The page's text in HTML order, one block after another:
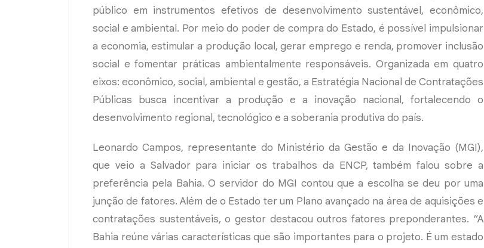
público em instrumentos efetivos de desenvolvimento sustentável, econômico,
social e ambiental. Por meio do poder de compra do Estado, é possível impulsionar
a economia, estimular a produção local, gerar emprego e renda, promover inclusão
social e fomentar práticas ambientalmente responsáveis. Organizada em quatro
eixos: econômico, social, ambiental e gestão, a Estratégia Nacional de Contratações
Públicas busca incentivar a produção e a inovação nacional, fortalecendo o
desenvolvimento regional, tecnológico e a soberania produtiva do país.
Leonardo Campos, representante do Ministério da Gestão e da Inovação (MGI),
que veio a Salvador para iniciar os trabalhos da ENCP, também falou sobre a
preferência pela Bahia. O servidor do MGI contou que a escolha se deu por uma
junção de fatores. Além de o Estado ter um Plano avançado na área de aquisições e
contratações sustentáveis, o gestor destacou outros fatores preponderantes. “A
Bahia reúne várias características que são importantes para o projeto. É um estado